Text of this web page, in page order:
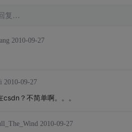
复…
2010-09-27
2010-09-27
？不简单啊。。。
2010-09-27